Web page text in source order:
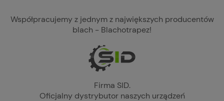
Współpracujemy z jednym z największych producentów
blach - Blachotrapez!
Firma SID.
Oficjalny dystrybutor naszych urządzeń